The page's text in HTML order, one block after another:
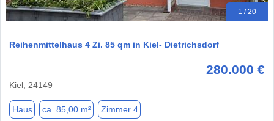
1 / 20
Reihenmittelhaus 4 Zi. 85 qm in Kiel- Dietrichsdorf
280.000 €
Kiel, 24149
Haus ca. 85,00 m² Zimmer 4